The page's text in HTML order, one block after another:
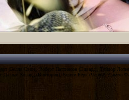
(Белла Свон), Роберт Паттинсон (Эдвард), Тейлор
Даллас Ховард (Виктория), Билли Бёрк (Чарли), Дакота